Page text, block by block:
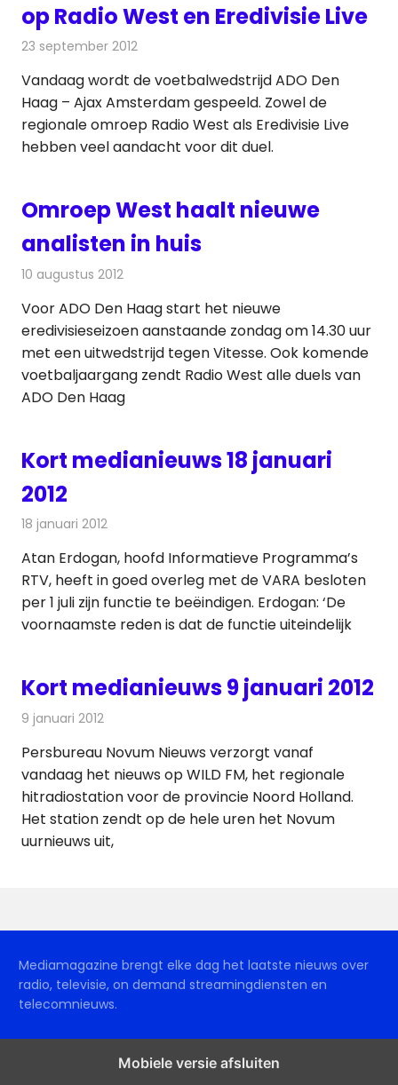
op Radio West en Eredivisie Live
23 september 2012
Vandaag wordt de voetbalwedstrijd ADO Den
Haag – Ajax Amsterdam gespeeld. Zowel de
regionale omroep Radio West als Eredivisie Live
hebben veel aandacht voor dit duel.
Omroep West haalt nieuwe
analisten in huis
10 augustus 2012
Voor ADO Den Haag start het nieuwe
eredivisieseizoen aanstaande zondag om 14.30 uur
met een uitwedstrijd tegen Vitesse. Ook komende
voetbaljaargang zendt Radio West alle duels van
ADO Den Haag
Kort medianieuws 18 januari
2012
18 januari 2012
Atan Erdogan, hoofd Informatieve Programma’s
RTV, heeft in goed overleg met de VARA besloten
per 1 juli zijn functie te beëindigen. Erdogan: ‘De
voornaamste reden is dat de functie uiteindelijk
Kort medianieuws 9 januari 2012
9 januari 2012
Persbureau Novum Nieuws verzorgt vanaf
vandaag het nieuws op WILD FM, het regionale
hitradiostation voor de provincie Noord Holland.
Het station zendt op de hele uren het Novum
uurnieuws uit,
Mediamagazine brengt elke dag het laatste nieuws over
radio, televisie, on demand streamingdiensten en
telecomnieuws.
Mobiele versie afsluiten